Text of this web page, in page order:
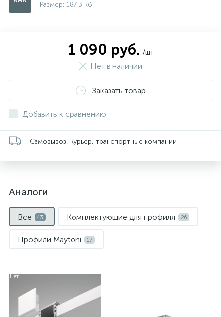
Размер: 187,3 кб
1 090 руб. /шт
Нет в наличии
Заказать товар
Добавить к сравнению
Самовывоз, курьер, транспортные компании
Аналоги
Все 43 Комплектующие для профиля 26
Профили Maytoni 17
Нет